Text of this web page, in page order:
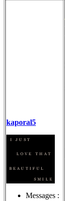
kaporal5
Messages :